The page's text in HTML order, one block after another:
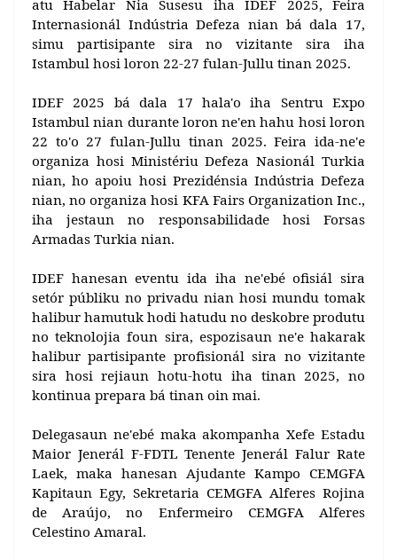
atu Habelar Nia Susesu iha IDEF 2025, Feira
Internasionál Indústria Defeza nian bá dala 17,
simu partisipante sira no vizitante sira iha
Istambul hosi loron 22-27 fulan-Jullu tinan 2025.
IDEF 2025 bá dala 17 hala'o iha Sentru Expo
Istambul nian durante loron ne'en hahu hosi loron
22 to'o 27 fulan-Jullu tinan 2025. Feira ida-ne'e
organiza hosi Ministériu Defeza Nasionál Turkia
nian, ho apoiu hosi Prezidénsia Indústria Defeza
nian, no organiza hosi KFA Fairs Organization Inc.,
iha jestaun no responsabilidade hosi Forsas
Armadas Turkia nian.
IDEF hanesan eventu ida iha ne'ebé ofisiál sira
setór públiku no privadu nian hosi mundu tomak
halibur hamutuk hodi hatudu no deskobre produtu
no teknolojia foun sira, espozisaun ne'e hakarak
halibur partisipante profisionál sira no vizitante
sira hosi rejiaun hotu-hotu iha tinan 2025, no
kontinua prepara bá tinan oin mai.
Delegasaun ne'ebé maka akompanha Xefe Estadu
Maior Jenerál F-FDTL Tenente Jenerál Falur Rate
Laek, maka hanesan Ajudante Kampo CEMGFA
Kapitaun Egy, Sekretaria CEMGFA Alferes Rojina
de Araújo, no Enfermeiro CEMGFA Alferes
Celestino Amaral.